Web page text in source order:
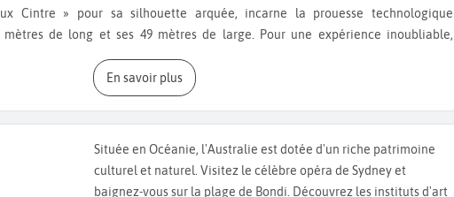
Cintre » pour sa silhouette arquée, incarne la prouesse technologique
mètres de long et ses 49 mètres de large. Pour une expérience inoubliable,
par laSydney Tower Eye, le plus haut bâtiment de la ville, qui offre une vue à 360°
un centre commercial raffiné, où chaque étage propose des boutiques
bijoux ou la gastronomie locale. Ne manquez pas leSea Life Sydney Aquarium,
En savoir plus
Située en Océanie, l'Australie est dotée d'un riche patrimoine
culturel et naturel. Visitez le célèbre opéra de Sydney et
baignez-vous sur la plage de Bondi. Découvrez les instituts d'art